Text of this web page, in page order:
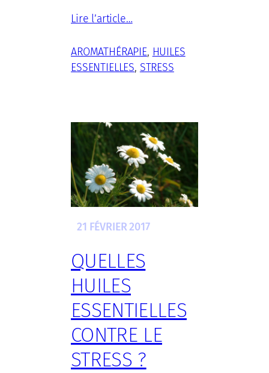
Lire l’article…
AROMATHÉRAPIE, HUILES
ESSENTIELLES, STRESS
21 FÉVRIER 2017
QUELLES
HUILES
ESSENTIELLES
CONTRE LE
STRESS ?